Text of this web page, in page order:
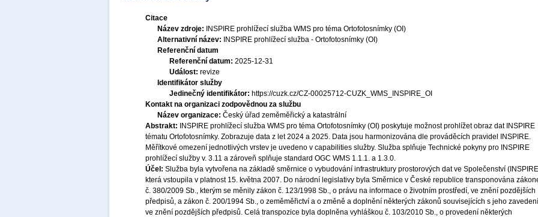
Citace
Název zdroje:
INSPIRE prohlížecí služba WMS pro téma Ortofotosnímky (OI)
Alternativní název:
INSPIRE prohlížecí služba - Ortofotosnímky (OI)
Referenční datum
Referenční datum: 2025-12-31
Událost: revize
Identifikátor služby
Jedinečný identifikátor: https://cuzk.cz/CZ-00025712-CUZK_WMS_INSPIRE_OI
Kontakt na organizaci zodpovědnou za službu
Název organizace: Český úřad zeměměřický a katastrální
Abstrakt:
INSPIRE prohlížecí služba WMS pro téma Ortofotosnímky (OI) poskytuje možnost prohlížet obraz dat INSPIRE
tématu Ortofotosnímky. Zobrazuje data z let 2024 a 2025. Data jsou harmonizována dle prováděcích pravidel INSPIRE.
Měřítkové omezení jednotlivých vrstev je uvedeno v capabilities služby. Služba splňuje Technické pokyny pro INSPIRE
prohlížecí služby v. 3.11 a zároveň splňuje standard OGC WMS 1.1.1. a 1.3.0.
Účel: Služba byla vytvořena na základě směrnice o vybudování infrastruktury prostorových dat ve Společenství
která vstoupila v platnost 15. května 2007. Do národní legislativy byla Směrnice v České republice transponována
č. 380/2009 Sb., kterým se měnily zákon č. 123/1998 Sb., o právu na informace o životním prostředí, ve znění pozdějších
předpisů, a zákon č. 200/1994 Sb., o zeměměřictví a o změně a doplnění některých zákonů souvisejících s jeho
ve znění pozdějších předpisů. Celá transpozice byla doplněna vyhláškou č. 103/2010 Sb., o provedení některých